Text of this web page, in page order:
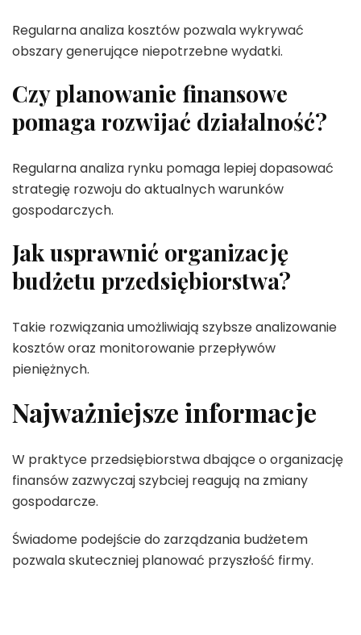
Regularna analiza kosztów pozwala wykrywać
obszary generujące niepotrzebne wydatki.
Czy planowanie finansowe
pomaga rozwijać działalność?
Regularna analiza rynku pomaga lepiej dopasować
strategię rozwoju do aktualnych warunków
gospodarczych.
Jak usprawnić organizację
budżetu przedsiębiorstwa?
Takie rozwiązania umożliwiają szybsze analizowanie
kosztów oraz monitorowanie przepływów
pieniężnych.
Najważniejsze informacje
W praktyce przedsiębiorstwa dbające o organizację
finansów zazwyczaj szybciej reagują na zmiany
gospodarcze.
Świadome podejście do zarządzania budżetem
pozwala skuteczniej planować przyszłość firmy.